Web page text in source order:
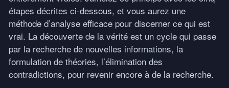
étapes décrites ci-dessous, et vous aurez une
méthode d’analyse efficace pour discerner ce qui est
vrai. La découverte de la vérité est un cycle qui passe
par la recherche de nouvelles informations, la
formulation de théories, l’élimination des
contradictions, pour revenir encore à de la recherche.